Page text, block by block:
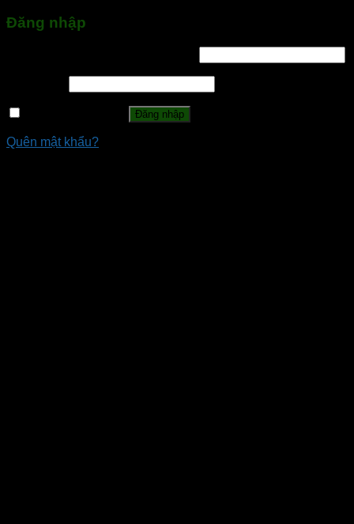
Đăng nhập
Đăng nhập
Quên mật khẩu?